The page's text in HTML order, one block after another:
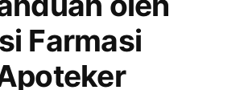
Farmasi